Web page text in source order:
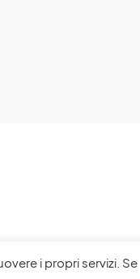
i propri servizi. Se